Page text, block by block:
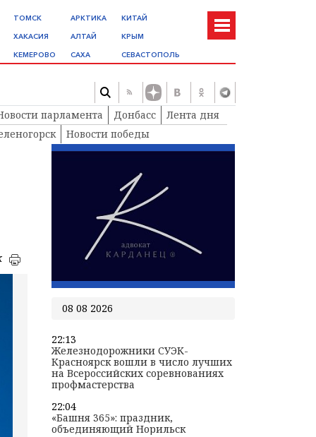
ТОМСК
ХАКАСИЯ
КЕМЕРОВО
АРКТИКА
АЛТАЙ
САХА
КИТАЙ
КРЫМ
СЕВАСТОПОЛЬ
парламента Донбасс
Лента дня
Новости победы
08 08 2026
22:13
Железнодорожники СУЭК-
Красноярск вошли в число лучших
на Всероссийских соревнованиях
профмастерства
22:04
«Башня 365»: праздник,
объединяющий Норильск